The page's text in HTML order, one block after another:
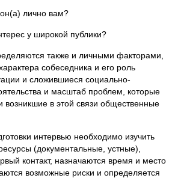
лично вам?
у широкой публики?
также и личными факторами,
собеседника и его роль
и сложившиеся социально-
и масштаб проблем, которые
возникшие в этой связи общественные
интервью необходимо изучить
(документальные, устные),
контакт, назначаются время и место
возможные риски и определяется